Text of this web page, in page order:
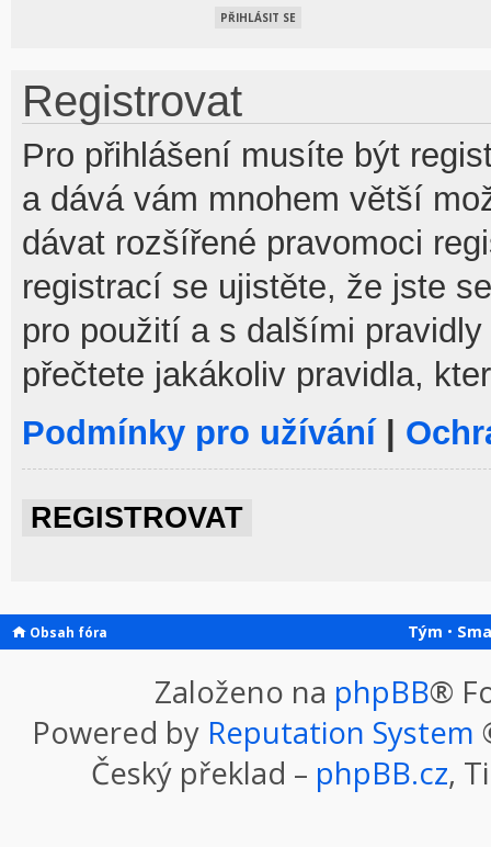
Registrovat
Pro přihlášení musíte být
a dává vám mnohem větší
dávat rozšířené pravomoci
registrací se ujistěte, že jste
pro použití a s dalšími
přečtete jakákoliv pravidla,
Podmínky pro užívání|
REGISTROVAT
Obsah fóra Tým •
Založeno na phpBB®
Powered by Reputation System
Český překlad – phpBB.cz,